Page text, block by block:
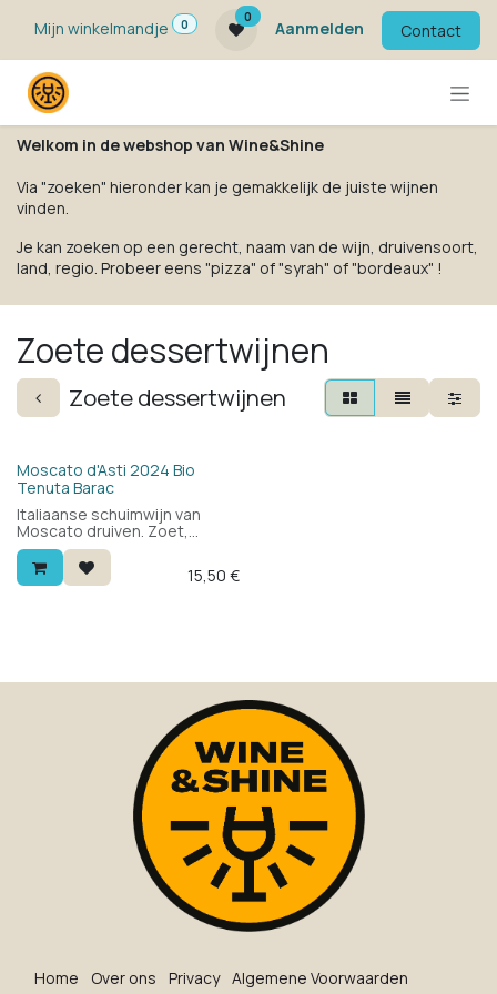
Mijn winkelmandje
0
0
Aanmelden Contact
Welkom in de webshop van Wine&Shine
Via "zoeken" hieronder kan je gemakkelijk de juiste wijnen
vinden.
Je kan zoeken op een gerecht, naam van de wijn, druivensoort,
land, regio. Probeer eens "pizza" of "syrah" of "bordeaux" !
Zoete dessertwijnen
Zoete dessertwijnen
Bio
Moscato d'Asti 2024 Bio
Tenuta Barac
Italiaanse schuimwijn van
Moscato druiven. Zoet,
fruitig, elegant en licht met
fijne bubbels. Te drinken als
aperitief of bij een nagerecht.
15,50 €
Ho​me O​ve​r on​s Privacy Algemene Voorwaarden